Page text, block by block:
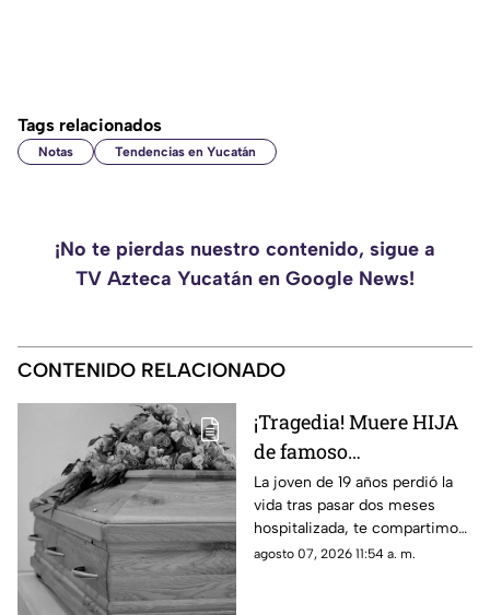
Tags relacionados
Notas Tendencias en Yucatán
¡No te pierdas nuestro contenido, sigue a
TV Azteca Yucatán en Google News!
CONTENIDO RELACIONADO
¡Tragedia! Muere HIJA
de famoso
COMEDIANTE
mexicano a los 19 años
en su vivienda; esto se
sabe
La joven de 19 años perdió la
vida tras pasar dos meses
hospitalizada, te compartimos
lo que se sabe de su muerte.
agosto 07, 2026 11:54 a. m.